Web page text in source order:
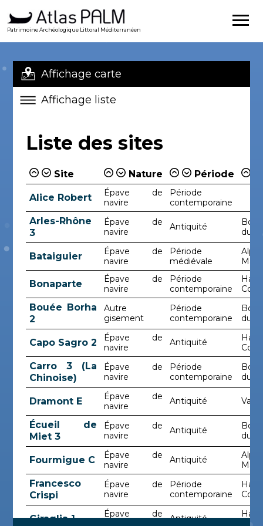
Patrimoine Archéologique Littoral Méditerranéen
Affichage carte
Affichage liste
Liste des sites
Site Nature Période
Alice Robert
Épave de
navire
Période
contemporaine
Arles-Rhône
3
Épave de
navire
Antiquité
du-
Bataiguier
Épave de
navire
Période
médiévale
Bonaparte
Épave de
navire
Période
contemporaine
Bouée Borha
2
Autre
gisement
Période
contemporaine
du-
Capo Sagro 2
Épave de
navire
Antiquité
Carro 3 (La
Chinoise)
Épave de
navire
Période
contemporaine
du-
Dramont E
Épave de
navire
Antiquité Var
Écueil de
Miet 3
Épave de
navire
Antiquité
du-
Fourmigue C
Épave de
navire
Antiquité
Francesco
Crispi
Épave de
navire
Période
contemporaine
Giraglia 1
Épave de
Antiquité